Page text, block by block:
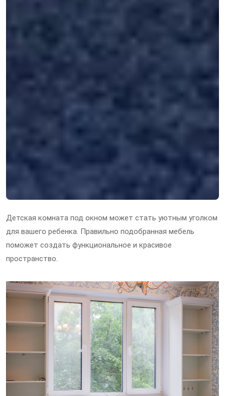
Детская комната под окном может стать уютным уголком
для вашего ребенка. Правильно подобранная мебель
поможет создать функциональное и красивое
пространство.